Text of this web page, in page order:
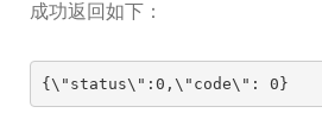
成功返回如下：
{\"status\":0,\"code\": 0}